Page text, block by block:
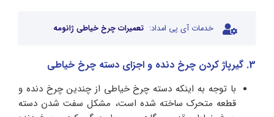
خدمات آی پی امداد: تعمیرات چرخ خیاطی ژانومه
3. گیرپاژ کردن چرخ دنده و اجزای دسته چرخ خیاطی
با توجه به اینکه دسته چرخ خیاطی از چندین چرخ دنده و
قطعه متحرک ساخته شده است، مشکل سفت شدن دسته